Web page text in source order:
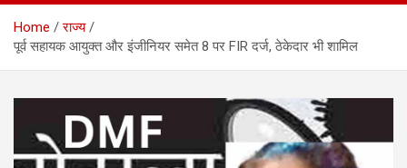
Home
राज्य
पूर्व सहायक आयुक्त और इंजीनियर समेत 8 पर FIR दर्ज, ठेकेदार भी शामिल